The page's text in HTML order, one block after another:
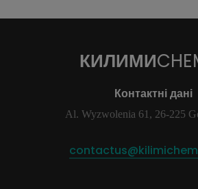
КИЛИМИ
Контактні дані
Al. Wyzwolenia 61, 26-225